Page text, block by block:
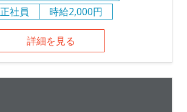
正社員
時給2,000円
詳細を見る